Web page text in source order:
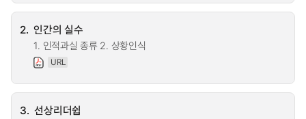
2. 인간의 실수
1. 인적과실 종류 2. 상황인식
URL
3. 선상리더쉽